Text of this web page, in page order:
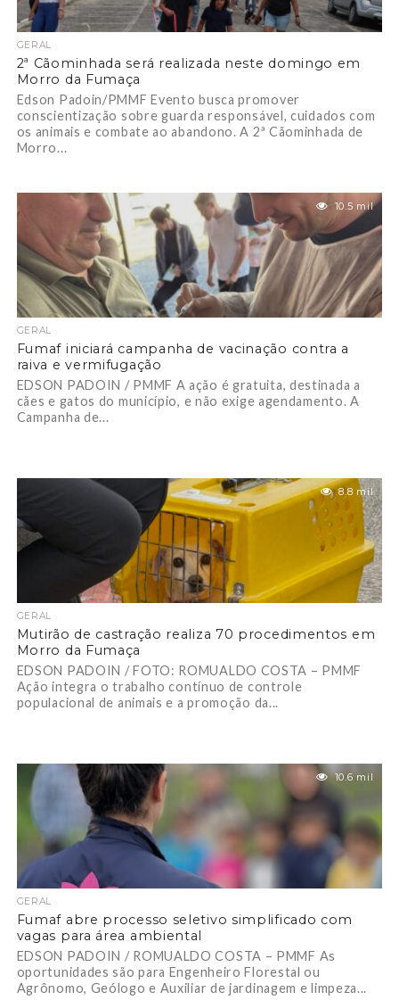
GERAL
2ª Cãominhada será realizada neste domingo em
Morro da Fumaça
Edson Padoin/PMMF Evento busca promover
conscientização sobre guarda responsável, cuidados com
os animais e combate ao abandono. A 2ª Cãominhada de
Morro...
10.5 mil
GERAL
Fumaf iniciará campanha de vacinação contra a
raiva e vermifugação
EDSON PADOIN / PMMF A ação é gratuita, destinada a
cães e gatos do município, e não exige agendamento. A
Campanha de...
8.8 mil
GERAL
Mutirão de castração realiza 70 procedimentos em
Morro da Fumaça
EDSON PADOIN / FOTO: ROMUALDO COSTA – PMMF
Ação integra o trabalho contínuo de controle
populacional de animais e a promoção da...
10.6 mil
GERAL
Fumaf abre processo seletivo simplificado com
vagas para área ambiental
EDSON PADOIN / ROMUALDO COSTA – PMMF As
oportunidades são para Engenheiro Florestal ou
Agrônomo, Geólogo e Auxiliar de jardinagem e limpeza...